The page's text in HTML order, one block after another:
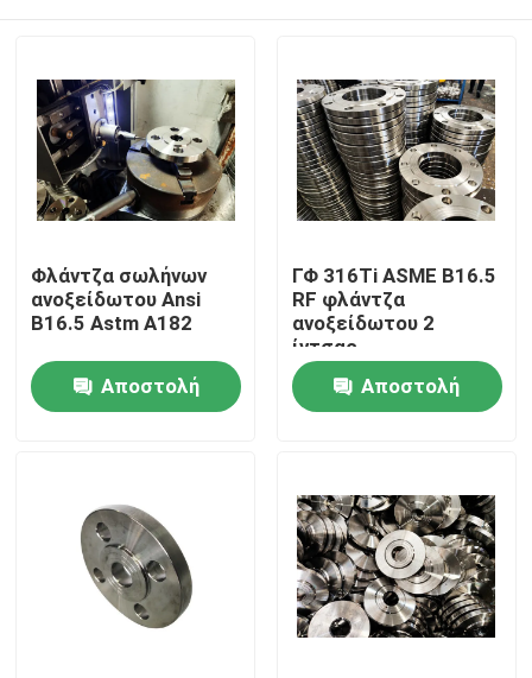
Σπίτι
Περίπου εμείς
Γύρος εργοστασίων
Φλάντζα σωλήνων
ανοξείδωτου Ansi
B16.5 Astm A182
Αποστολή
ΓΦ 316Ti ASME B16.5
RF φλάντζα
ανοξείδωτου 2
ίντσας
Αποστολή